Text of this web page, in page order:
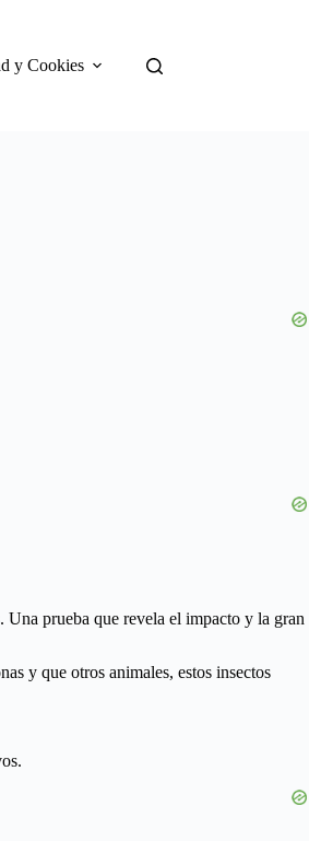
y Cookies
Una prueba que revela el impacto y la gran
y que otros animales, estos insectos